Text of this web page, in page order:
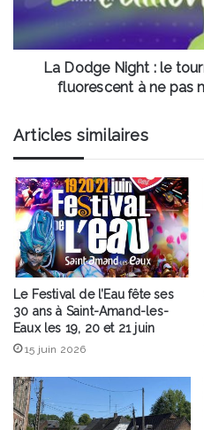
de
ballon
chasseur
fluorescent
manquer
le
25
février
La Dodge Night : le
fluorescent à ne pas
Articles similaires
Le Festival de l’Eau fête ses
30 ans à Saint-Amand-les-
Eaux les 19, 20 et 21 juin
15 juin 2026